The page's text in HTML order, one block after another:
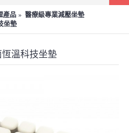
產品
醫療級專業減壓坐墊
坐墊
溫科技坐墊